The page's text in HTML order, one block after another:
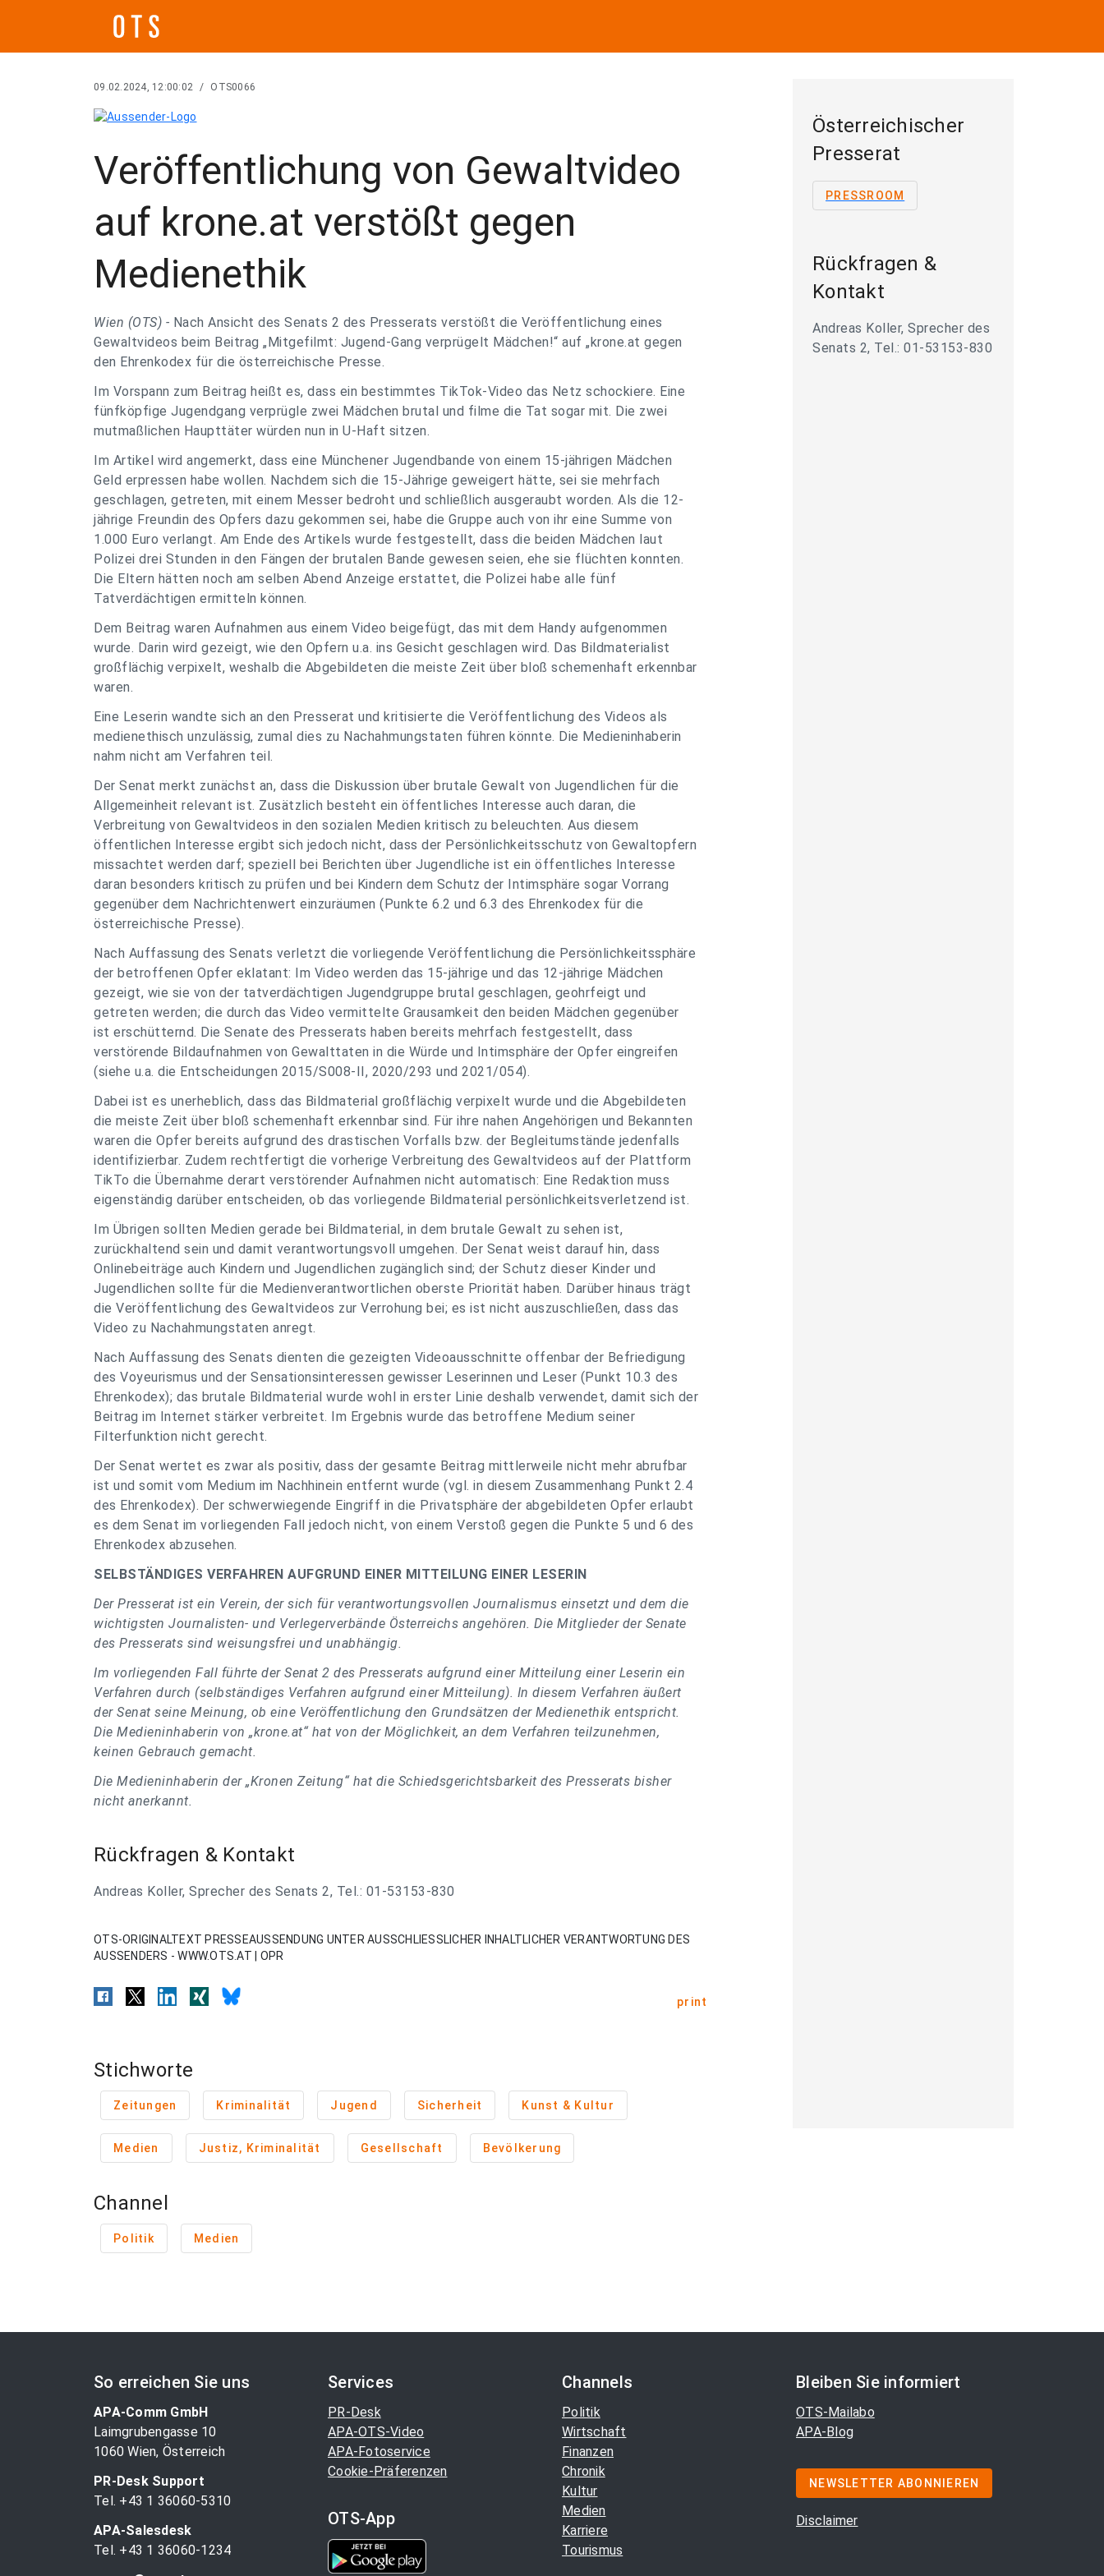
09.02.2024, 12:00:02 / OTS0066
Veröffentlichung von Gewaltvideo
auf krone.at verstößt gegen
Medienethik
Wien (OTS) - Nach Ansicht des Senats 2 des Presserats verstößt die Veröffentlichung eines
Gewaltvideos beim Beitrag „Mitgefilmt: Jugend-Gang verprügelt Mädchen!“ auf „krone.at gegen
den Ehrenkodex für die österreichische Presse.
Im Vorspann zum Beitrag heißt es, dass ein bestimmtes TikTok-Video das Netz schockiere. Eine
fünfköpfige Jugendgang verprügle zwei Mädchen brutal und filme die Tat sogar mit. Die zwei
mutmaßlichen Haupttäter würden nun in U-Haft sitzen.
Im Artikel wird angemerkt, dass eine Münchener Jugendbande von einem 15-jährigen Mädchen
Geld erpressen habe wollen. Nachdem sich die 15-Jährige geweigert hätte, sei sie mehrfach
geschlagen, getreten, mit einem Messer bedroht und schließlich ausgeraubt worden. Als die 12-
jährige Freundin des Opfers dazu gekommen sei, habe die Gruppe auch von ihr eine Summe von
1.000 Euro verlangt. Am Ende des Artikels wurde festgestellt, dass die beiden Mädchen laut
Polizei drei Stunden in den Fängen der brutalen Bande gewesen seien, ehe sie flüchten konnten.
Die Eltern hätten noch am selben Abend Anzeige erstattet, die Polizei habe alle fünf
Tatverdächtigen ermitteln können.
Dem Beitrag waren Aufnahmen aus einem Video beigefügt, das mit dem Handy aufgenommen
wurde. Darin wird gezeigt, wie den Opfern u.a. ins Gesicht geschlagen wird. Das Bildmaterialist
großflächig verpixelt, weshalb die Abgebildeten die meiste Zeit über bloß schemenhaft erkennbar
waren.
Eine Leserin wandte sich an den Presserat und kritisierte die Veröffentlichung des Videos als
medienethisch unzulässig, zumal dies zu Nachahmungstaten führen könnte. Die Medieninhaberin
nahm nicht am Verfahren teil.
Der Senat merkt zunächst an, dass die Diskussion über brutale Gewalt von Jugendlichen für die
Allgemeinheit relevant ist. Zusätzlich besteht ein öffentliches Interesse auch daran, die
Verbreitung von Gewaltvideos in den sozialen Medien kritisch zu beleuchten. Aus diesem
öffentlichen Interesse ergibt sich jedoch nicht, dass der Persönlichkeitsschutz von Gewaltopfern
missachtet werden darf; speziell bei Berichten über Jugendliche ist ein öffentliches Interesse
daran besonders kritisch zu prüfen und bei Kindern dem Schutz der Intimsphäre sogar Vorrang
gegenüber dem Nachrichtenwert einzuräumen (Punkte 6.2 und 6.3 des Ehrenkodex für die
österreichische Presse).
Nach Auffassung des Senats verletzt die vorliegende Veröffentlichung die Persönlichkeitssphäre
der betroffenen Opfer eklatant: Im Video werden das 15-jährige und das 12-jährige Mädchen
gezeigt, wie sie von der tatverdächtigen Jugendgruppe brutal geschlagen, geohrfeigt und
getreten werden; die durch das Video vermittelte Grausamkeit den beiden Mädchen gegenüber
ist erschütternd. Die Senate des Presserats haben bereits mehrfach festgestellt, dass
verstörende Bildaufnahmen von Gewalttaten in die Würde und Intimsphäre der Opfer eingreifen
(siehe u.a. die Entscheidungen 2015/S008-II, 2020/293 und 2021/054).
Dabei ist es unerheblich, dass das Bildmaterial großflächig verpixelt wurde und die Abgebildeten
die meiste Zeit über bloß schemenhaft erkennbar sind. Für ihre nahen Angehörigen und Bekannten
waren die Opfer bereits aufgrund des drastischen Vorfalls bzw. der Begleitumstände jedenfalls
identifizierbar. Zudem rechtfertigt die vorherige Verbreitung des Gewaltvideos auf der Plattform
TikTo die Übernahme derart verstörender Aufnahmen nicht automatisch: Eine Redaktion muss
eigenständig darüber entscheiden, ob das vorliegende Bildmaterial persönlichkeitsverletzend ist.
Im Übrigen sollten Medien gerade bei Bildmaterial, in dem brutale Gewalt zu sehen ist,
zurückhaltend sein und damit verantwortungsvoll umgehen. Der Senat weist darauf hin, dass
Onlinebeiträge auch Kindern und Jugendlichen zugänglich sind; der Schutz dieser Kinder und
Jugendlichen sollte für die Medienverantwortlichen oberste Priorität haben. Darüber hinaus trägt
die Veröffentlichung des Gewaltvideos zur Verrohung bei; es ist nicht auszuschließen, dass das
Video zu Nachahmungstaten anregt.
Nach Auffassung des Senats dienten die gezeigten Videoausschnitte offenbar der Befriedigung
des Voyeurismus und der Sensationsinteressen gewisser Leserinnen und Leser (Punkt 10.3 des
Ehrenkodex); das brutale Bildmaterial wurde wohl in erster Linie deshalb verwendet, damit sich der
Beitrag im Internet stärker verbreitet. Im Ergebnis wurde das betroffene Medium seiner
Filterfunktion nicht gerecht.
Der Senat wertet es zwar als positiv, dass der gesamte Beitrag mittlerweile nicht mehr abrufbar
ist und somit vom Medium im Nachhinein entfernt wurde (vgl. in diesem Zusammenhang Punkt 2.4
des Ehrenkodex). Der schwerwiegende Eingriff in die Privatsphäre der abgebildeten Opfer erlaubt
es dem Senat im vorliegenden Fall jedoch nicht, von einem Verstoß gegen die Punkte 5 und 6 des
Ehrenkodex abzusehen.
SELBSTÄNDIGES VERFAHREN AUFGRUND EINER MITTEILUNG EINER LESERIN
Der Presserat ist ein Verein, der sich für verantwortungsvollen Journalismus einsetzt und dem die
wichtigsten Journalisten- und Verlegerverbände Österreichs angehören. Die Mitglieder der Senate
des Presserats sind weisungsfrei und unabhängig.
Im vorliegenden Fall führte der Senat 2 des Presserats aufgrund einer Mitteilung einer Leserin ein
Verfahren durch (selbständiges Verfahren aufgrund einer Mitteilung). In diesem Verfahren äußert
der Senat seine Meinung, ob eine Veröffentlichung den Grundsätzen der Medienethik entspricht.
Die Medieninhaberin von „krone.at“ hat von der Möglichkeit, an dem Verfahren teilzunehmen,
keinen Gebrauch gemacht.
Die Medieninhaberin der „Kronen Zeitung“ hat die Schiedsgerichtsbarkeit des Presserats bisher
nicht anerkannt.
Rückfragen & Kontakt
Andreas Koller, Sprecher des Senats 2, Tel.: 01-53153-830
OTS-ORIGINALTEXT PRESSEAUSSENDUNG UNTER AUSSCHLIESSLICHER INHALTLICHER VERANTWORTUNG DES
AUSSENDERS - WWW.OTS.AT | OPR
print
Stichworte
Zeitungen Kriminalität Jugend Sicherheit Kunst & Kultur
Medien Justiz, Kriminalität Gesellschaft Bevölkerung
Channel
Politik Medien
Österreichischer
Presserat
PRESSROOM
Rückfragen &
Kontakt
Andreas Koller, Sprecher des
Senats 2, Tel.: 01-53153-830
So erreichen Sie uns
APA-Comm GmbH
Laimgrubengasse 10
1060 Wien, Österreich
PR-Desk Support
Tel. +43 1 36060-5310
APA-Salesdesk
Tel. +43 1 36060-1234
Services
PR-Desk
APA-OTS-Video
APA-Fotoservice
Cookie-Präferenzen
OTS-App
Channels
Politik
Wirtschaft
Finanzen
Chronik
Kultur
Medien
Karriere
Tourismus
Bleiben Sie informiert
OTS-Mailabo
APA-Blog
NEWSLETTER ABONNIEREN
Disclaimer